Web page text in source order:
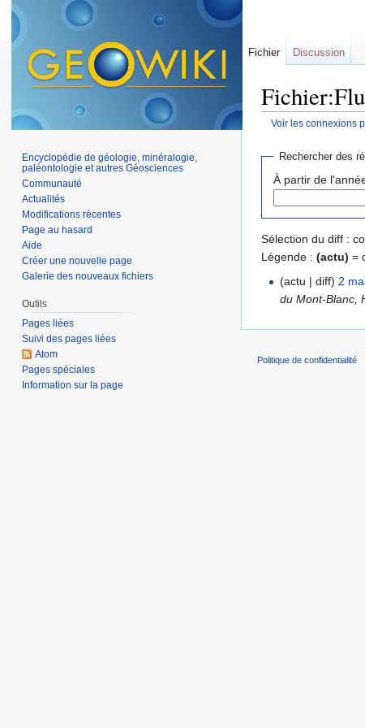
Voir les connexions
Rechercher des
À partir de
Sélection du diff :
Légende : (actu) =
(actu | diff) 2
du Mont-Blanc,
Fichier Discussion
Encyclopédie de géologie, minéralogie,
paléontologie et autres Géosciences
Communauté
Actualités
Modifications récentes
Page au hasard
Aide
Créer une nouvelle page
Galerie des nouveaux fichiers
Outils
Pages liées
Suivi des pages liées
Atom
Pages spéciales
Information sur la page
Politique de confidentialité